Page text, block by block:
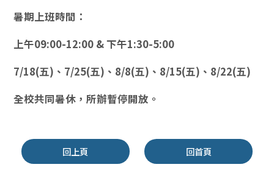
暑期上班時間：
上午09:00-12:00 & 下午1:30-5:00
7/18(五)、7/25(五)、8/8(五)、8/15(五)、8/22(五)
全校共同暑休，所辦暫停開放。
回上頁 回首頁